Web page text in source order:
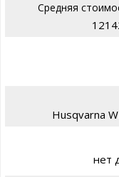
Средняя
Husqvarna
нет